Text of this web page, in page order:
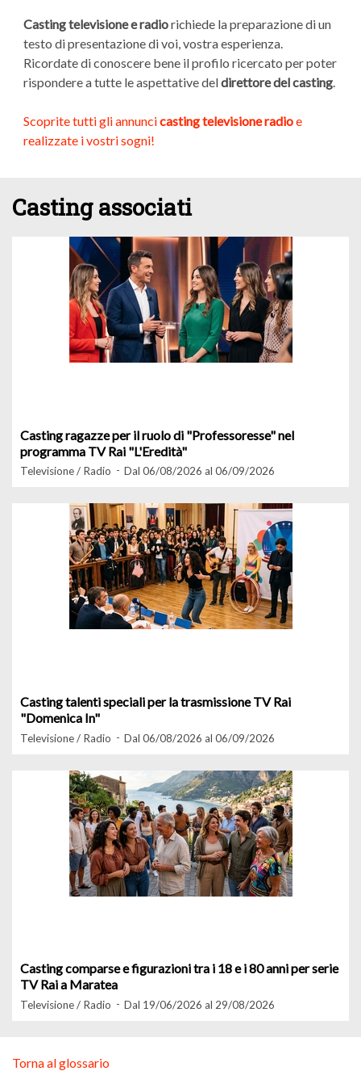
Casting televisione e radiorichiede la preparazione di un
testo di presentazione di voi, vostra esperienza.
Ricordate di conoscere bene il profilo ricercato per poter
rispondere a tutte le aspettative deldirettore del casting.
Scoprite tutti gli annuncicasting televisione radioe
realizzate i vostri sogni!
Casting associati
Casting ragazze per il ruolo di "Professoresse" nel
programma TV Rai "L'Eredità"
Televisione / Radio Dal 06/08/2026 al 06/09/2026
Casting talenti speciali per la trasmissione TV Rai
"Domenica In"
Televisione / Radio Dal 06/08/2026 al 06/09/2026
Casting comparse e figurazioni tra i 18 e i 80 anni per serie
TV Rai a Maratea
Televisione / Radio Dal 19/06/2026 al 29/08/2026
Torna al glossario